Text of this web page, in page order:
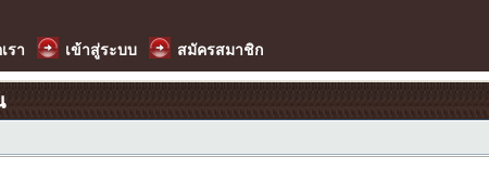
รา เข้าสู่ระบบ สมัครสมาชิก